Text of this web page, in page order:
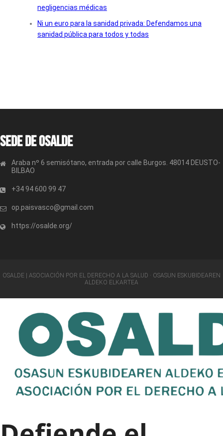
negligencias médicas
Ni un euro para la sanidad privada: Defendamos una
sanidad pública para todos y todas
Sede de OSALDE
Araba nº 6 semisótano, entrada por calle Burgos. 48014 DEUSTO-
BILBAO
+34 94 600 99 47
op.paisvasco@gmail.com
https://osalde.org/
OSALDE | ASOCIACIÓN POR EL DERECHO A LA SALUD · OSASUN ESKUBIDEAREN
ALDEKO ELKARTEA